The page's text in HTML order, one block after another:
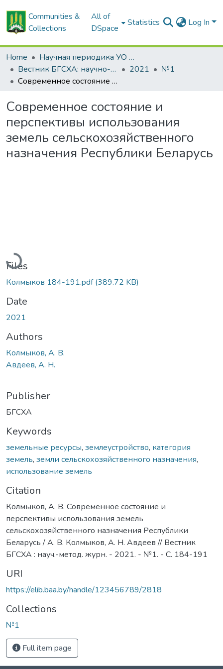
Communities &
Collections
All of
DSpace
Statistics Log In
Home
Научная периодика УО БГСХА
Вестник БГСХА: научно-методический журнал Белорусской государственной сельскохозяйственной академии
2021
№1
Современное состояние и перспективы использования земель сельскохозяйственного назначения Республики Беларусь
Современное состояние и
перспективы использования
земель сельскохозяйственного
назначения Республики Беларусь
Loading...
Files
Колмыков 184-191.pdf(389.72 KB)
Date
2021
Authors
Колмыков, А. В.
Авдеев, А. Н.
Publisher
БГСХА
Keywords
земельные ресурсы, землеустройство, категория
земель, земли сельскохозяйственного назначения,
использование земель
Citation
Колмыков, А. В. Современное состояние и
перспективы использования земель
сельскохозяйственного назначения Республики
Беларусь / А. В. Колмыков, А. Н. Авдеев // Вестник
БГСХА : науч.-метод. журн. - 2021. - №1. - С. 184-191
URI
https://elib.baa.by/handle/123456789/2818
Collections
№1
Full item page